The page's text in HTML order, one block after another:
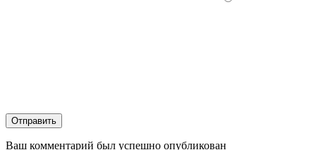
Отправить
Ваш комментарий был успешно опубликован